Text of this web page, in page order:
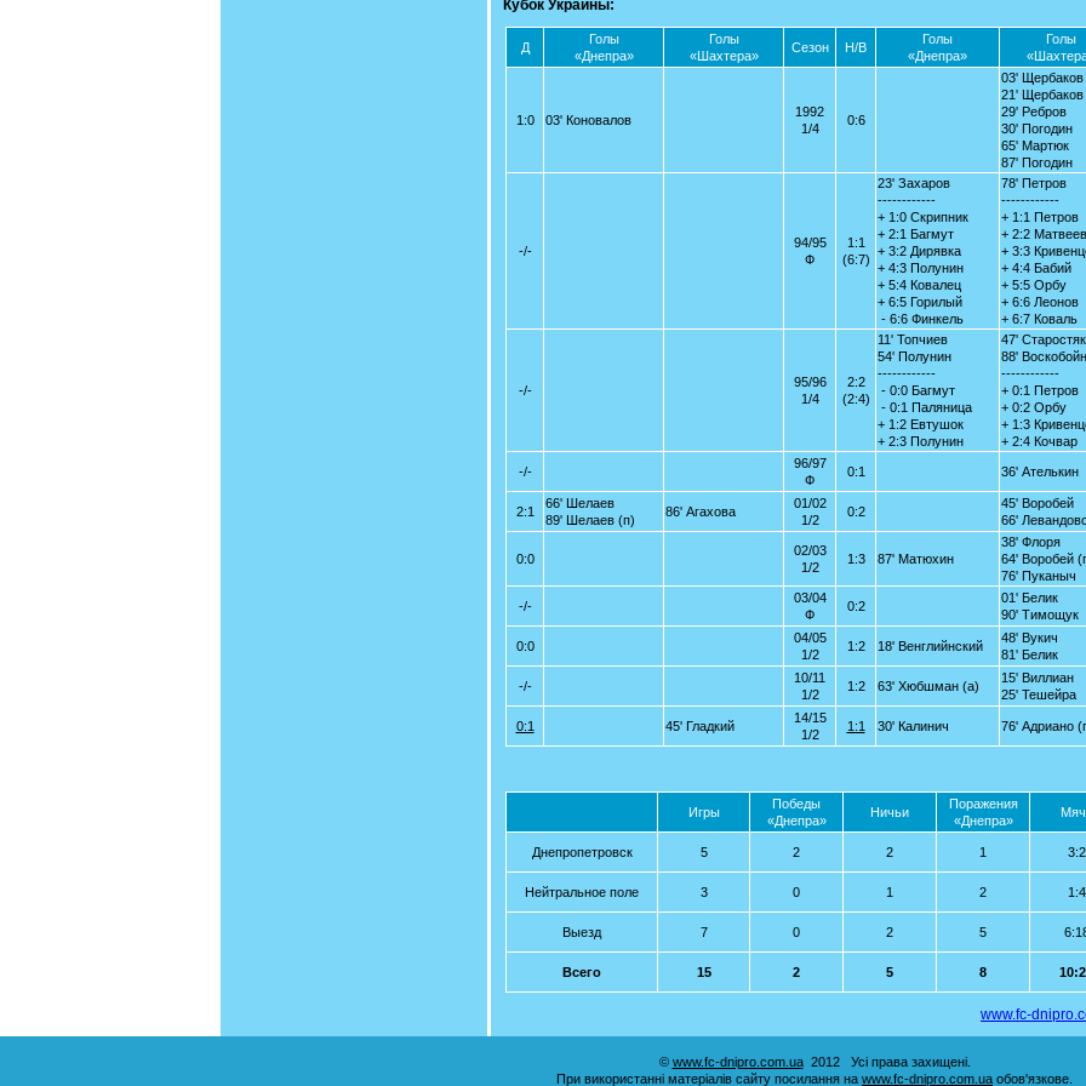
Кубок Украины:
Д
Голы
«Днепра»
Голы
«Шахтера»
Сезон Н/В
Голы
«Днепра»
Голы
1:0 03' Коновалов
1992
1/4
0:6
03' Щербаков
21' Щербаков
29' Ребров
30' Погодин
65' Мартюк
87' Погодин
-/-
94/95
Ф
1:1
(6:7)
23' Захаров
------------
+ 1:0 Скрипник
+ 2:1 Багмут
+ 3:2 Дирявка
+ 4:3 Полунин
+ 5:4 Ковалец
+ 6:5 Горилый
- 6:6 Финкель
78' Петров
------------
+ 1:1 Петров
+ 2:2 Матвеев
+ 3:3
+ 4:4 Бабий
+ 5:5 Орбу
+ 6:6 Леонов
+ 6:7 Коваль
-/-
95/96
1/4
2:2
(2:4)
11' Топчиев
54' Полунин
------------
- 0:0 Багмут
- 0:1 Паляница
+ 1:2 Евтушок
+ 2:3 Полунин
47' Старостяк
88'
------------
+ 0:1 Петров
+ 0:2 Орбу
+ 1:3
+ 2:4 Кочвар
-/-
96/97
Ф
0:1 36' Ателькин
2:1
66' Шелаев
89' Шелаев (п)
86' Агахова
01/02
1/2
0:2
45' Воробей
66'
0:0
02/03
1/2
1:3 87' Матюхин
38' Флоря
64' Воробей
76' Пуканыч
-/-
03/04
Ф
0:2
01' Белик
90' Тимощук
0:0
04/05
1/2
1:2 18' Венглийнский
48' Вукич
81' Белик
-/-
10/11
1/2
1:2 63' Хюбшман (а)
15' Виллиан
25' Тешейра
0:1 45' Гладкий
14/15
1/2
1:1 30' Калинич 76' Адриано
Игры
Победы
«Днепра»
Ничьи
Поражения
«Днепра»
Днепропетровск 5 2 2 1 3:2
Нейтральное поле 3 0 1 2 1:4
Выезд 7 0 2 5
Всего 15 2 5 8
www.fc-
© www.fc-dnipro.com.ua2012 Усі права захищені.
При використанні матеріалів сайту посилання на www.fc-dnipro.com.ua обов'язкове.